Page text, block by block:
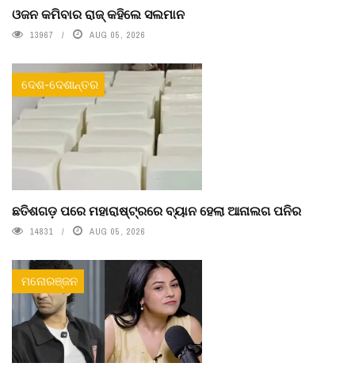
ଓଜନ କମିବାର ରାଜ୍ କହିଲେ ସଲମାନ
13967 AUG 05, 2026
ଦେଶ-ଦେଶାନ୍ତର
ଛତିଶଗଡ଼ ପରେ ମହାରାଷ୍ଟ୍ରରେ ବ୍ୟାନ ହେଲା ଆନାଲଗ ପନିର
14831 AUG 05, 2026
ମନୋରଞ୍ଜନ